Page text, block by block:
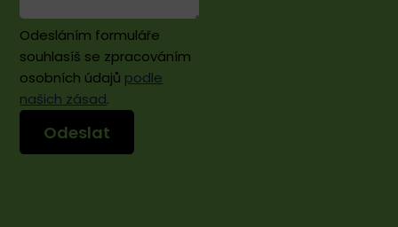
Odesláním formuláře
souhlasíš se zpracováním
osobních údajů podle
našich zásad.